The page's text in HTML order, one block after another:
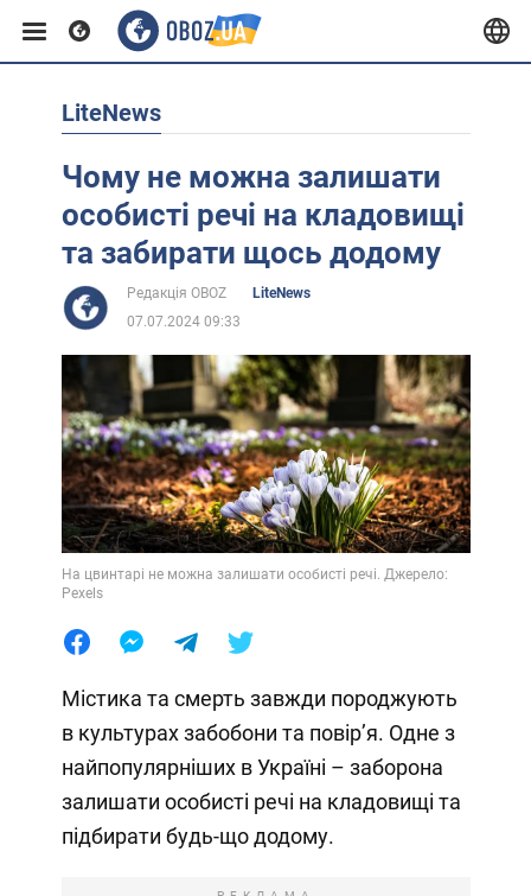
Європа
Африка
Життя
Лайфхаки
LiteNews
Чому не можна залишати
особисті речі на кладовищі
та забирати щось додому
Редакція OBOZ
LiteNews
07.07.2024 09:33
На цвинтарі не можна залишати особисті речі. Джерело:
Pexels
Містика та смерть завжди породжують
в культурах забобони та повірʼя. Одне з
найпопулярніших в Україні – заборона
залишати особисті речі на кладовищі та
підбирати будь-що додому.